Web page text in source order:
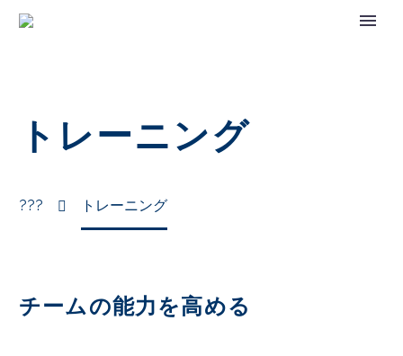
トレーニング
??? トレーニング
チームの能力を高める